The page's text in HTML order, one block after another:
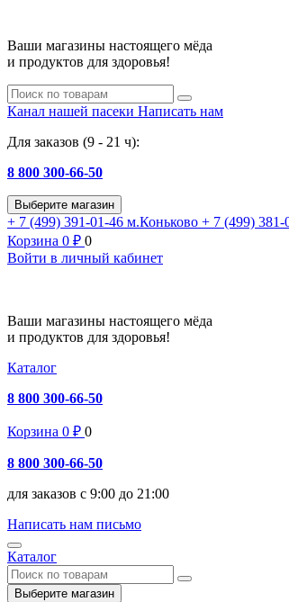
Ваши магазины настоящего мёда
и продуктов для здоровья!
Канал нашей пасеки Написать нам
Для заказов (9 - 21 ч):
8 800 300-66-50
Выберите магазин
+ 7 (499) 391-01-46 м.Коньково + 7 (499) 381-
Корзина 0 ₽ 0
Войти в личный кабинет
Ваши магазины настоящего мёда
и продуктов для здоровья!
Каталог
8 800 300-66-50
Корзина 0 ₽ 0
8 800 300-66-50
для заказов с 9:00 до 21:00
Написать нам письмо
Каталог
Выберите магазин